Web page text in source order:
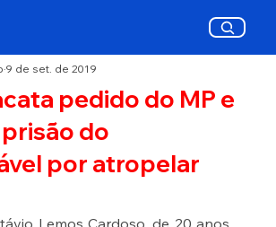
pedido do MP e
do
por atropelar
9 de set. de 2019
Lemos Cardoso, de 20 anos,